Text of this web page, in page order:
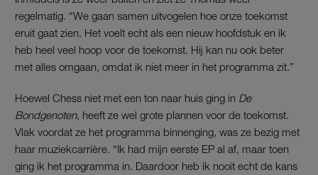
regelmatig. “We gaan samen uitvogelen hoe onze toekomst
eruit gaat zien. Het voelt echt als een nieuw hoofdstuk en ik
heb heel veel hoop voor de toekomst. Hij kan nu ook beter
met alles omgaan, omdat ik niet meer in het programma zit.”
Hoewel Chess niet met een ton naar huis ging in De
Bondgenoten, heeft ze wel grote plannen voor de toekomst.
Vlak voordat ze het programma binnenging, was ze bezig met
haar muziekcarrière. “Ik had mijn eerste EP al af, maar toen
ging ik het programma in. Daardoor heb ik nooit echt de kans